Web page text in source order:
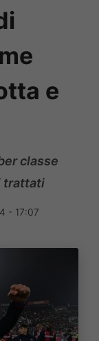
e
classe
trattati
- 17:07